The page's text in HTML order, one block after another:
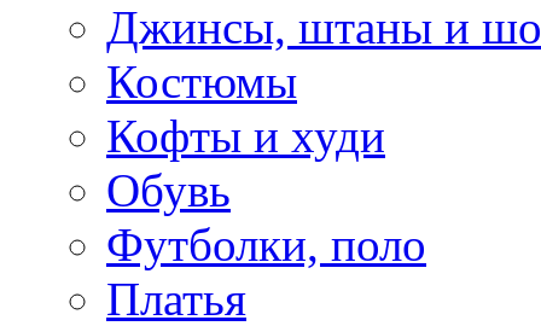
Джинсы, штаны и
Костюмы
Кофты и худи
Обувь
Футболки, поло
Платья